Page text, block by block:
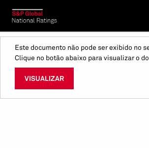
Este documento não pode ser exibido no
Clique no botão abaixo para visualizar o
VISUALIZAR